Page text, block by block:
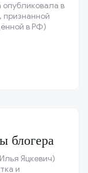
в
в РФ)
блогера
Яцкевич)
и